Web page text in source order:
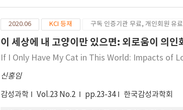
2020.06 KCI 등재 구독 인증기관 무료, 개인회원 유료
이 세상에 내 고양이만 있으면: 외로움이 의인
If I Only Have My Cat in This World: Impacts of
신홍임
감성과학 Vol.23 No.2 pp.23-34 한국감성과학회